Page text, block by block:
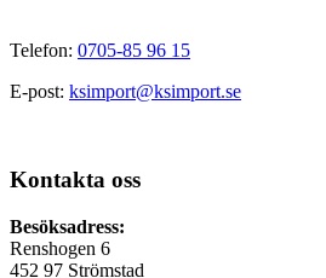
Telefon: 0705-85 96 15
E-post: ksimport@ksimport.se
Kontakta oss
Besöksadress:
Renshogen 6
452 97 Strömstad